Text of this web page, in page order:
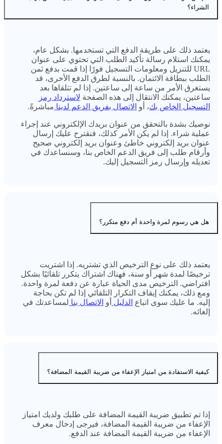
الشراء؟
يعتمد ذلك على طريقة الدفع التي تستخدمها. بشكل عام،
يمكنك استلام رسالة تأكيد الطلب التي تحتوي على عنوان
URL للتنزيل ومعلومات التسجيل فورًا إذا قمت بدفع ثمن
الطلب ببطاقة الائتمان. بالنسبة لطرق الدفع الأخرى، قد
يستغرق الأمر من ساعة إلى ساعتين. إذا لم تتلقاها بعد
ساعتين، يمكنك الانتقال إلى هذه الصفحة لاسترداد رمز
التسجيل الخاص بك، أو الاتصال بفريق الدعم لدينا مباشرةً.
نوصيك بشدة بالتحقق من عنوان بريدك الإلكتروني عند إجراء
عملية شراء. إذا لم يكن الأمر كذلك، فنقترح عليك إرسال
عنوان بريد إلكتروني خاطئ وعنوان بريد إلكتروني صحيح
وأرقام طلب إلى فريق الدعم الخاص بنا، وسنساعدك في
تعديله وإرسال رمز التسجيل إليك.
هل هي رسوم لمرة واحدة أم دفع متكرر؟
يعتمد ذلك على نوع الترخيص الذي تشتريه. إذا اشتريت
ترخيصًا لمدة شهر أو سنة، فهناك اشتراك يتكرر تلقائيًا بشكل
افتراضي. الترخيص مدى الحياة عبارة عن دفعة لمرة واحدة.
ومع ذلك، يمكنك إيقاف التكرار التلقائي إذا لم تكن بحاجة
إليه. ما عليك سوى اتباع الدليل أو الاتصال بنا لمساعدتك في
إلغائه.
كيفية الاستفادة من امتياز الإعفاء من ضريبة القيمة المضافة؟
إذا تم تطبيق ضريبة القيمة المضافة على طلبك ولديك امتياز
الإعفاء من ضريبة القيمة المضافة، فيرجى إدخال معرف
الإعفاء من ضريبة القيمة المضافة عند الدفع.